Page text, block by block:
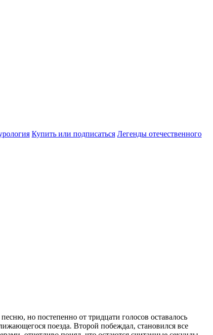
Купить или подписаться Легенды отечественного
но постепенно от тридцати голосов оставалось
поезда. Второй побеждал, становился все